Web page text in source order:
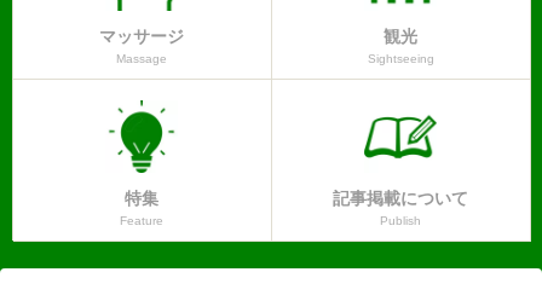
マッサージ
Massage
観光
Sightseeing
特集
Feature
記事掲載について
Publish